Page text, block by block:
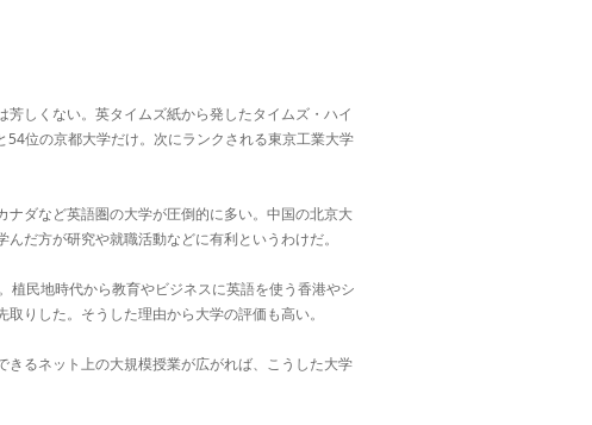
しくない。英タイムズ紙から発したタイムズ・ハイ
位の京都大学だけ。次にランクされる東京工業大学
ダなど英語圏の大学が圧倒的に多い。中国の北京大
だ方が研究や就職活動などに有利というわけだ。
民地時代から教育やビジネスに英語を使う香港やシ
りした。そうした理由から大学の評価も高い。
るネット上の大規模授業が広がれば、こうした大学